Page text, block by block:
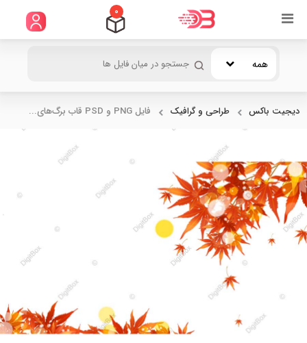
0
همه
دیجیت باکس طراحی و گرافیک فایل PNG و PSD قاب برگ‌های...